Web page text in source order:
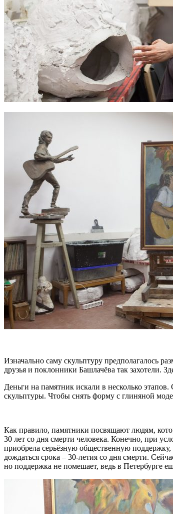
Изначально саму скульптуру предполагалось
друзья и поклонники Башлачёва так захотели.
Деньги на памятник искали в несколько этапов.
скульптуры. Чтобы снять форму с глиняной
Как правило, памятники посвящают людям,
30 лет со дня смерти человека. Конечно, при
приобрела серьёзную общественную
дождаться срока – 30-летия со дня смерти.
но поддержка не помешает, ведь в Петербурге